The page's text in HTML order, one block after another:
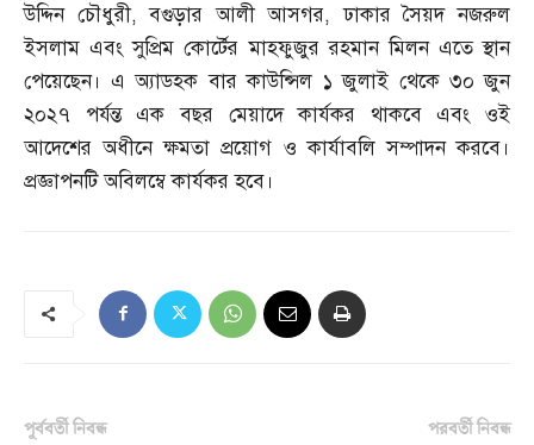
উদ্দিন চৌধুরী,বগুড়ার আলী আসগর,ঢাকার সৈয়দ নজরুল
ইসলাম এবং সুপ্রিম কোর্টের মাহফুজুর রহমান মিলন এতে স্থান
পেয়েছেন। এ অ্যাডহক বার কাউন্সিল ১ জুলাই থেকে ৩০ জুন
২০২৭ পর্যন্ত এক বছর মেয়াদে কার্যকর থাকবে এবং ওই
আদেশের অধীনে ক্ষমতা প্রয়োগ ও কার্যাবলি সম্পাদন করবে।
প্রজ্ঞাপনটি অবিলম্বে কার্যকর হবে।
পূর্ববর্তী নিবন্ধ পরবর্তী নিবন্ধ